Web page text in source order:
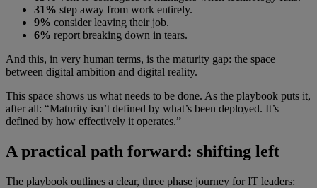
31% step away from work entirely.
9% consider leaving their job.
6% report breaking down in tears.
And this, in very human terms, is the maturity gap: the space
between digital ambition and digital reality.
This space shows us what needs to be done. As the playbook puts it,
after all: “Maturity isn’t defined by what’s been deployed. It’s
defined by how effectively it operates.”
A practical path forward: shifting left
The playbook outlines a clear, three phase journey for IT leaders: